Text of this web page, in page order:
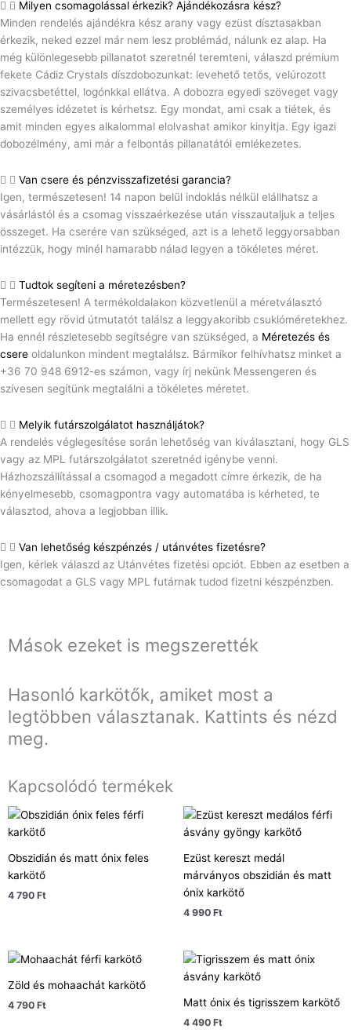
Milyen csomagolással érkezik? Ajándékozásra kész?
Minden rendelés ajándékra kész arany vagy ezüst dísztasakban
érkezik, neked ezzel már nem lesz problémád, nálunk ez alap. Ha
még különlegesebb pillanatot szeretnél teremteni, válaszd prémium
fekete Cádiz Crystals díszdobozunkat: levehető tetős, velúrozott
szivacsbetéttel, logónkkal ellátva. A dobozra egyedi szöveget vagy
személyes idézetet is kérhetsz. Egy mondat, ami csak a tiétek, és
amit minden egyes alkalommal elolvashat amikor kinyitja. Egy igazi
dobozélmény, ami már a felbontás pillanatától emlékezetes.
Van csere és pénzvisszafizetési garancia?
Igen, természetesen! 14 napon belül indoklás nélkül elállhatsz a
vásárlástól és a csomag visszaérkezése után visszautaljuk a teljes
összeget. Ha cserére van szükséged, azt is a lehető leggyorsabban
intézzük, hogy minél hamarabb nálad legyen a tökéletes méret.
Tudtok segíteni a méretezésben?
Természetesen! A termékoldalakon közvetlenül a méretválasztó
mellett egy rövid útmutatót találsz a leggyakoribb csuklóméretekhez.
Ha ennél részletesebb segítségre van szükséged, a Méretezés és
csere oldalunkon mindent megtalálsz. Bármikor felhívhatsz minket a
+36 70 948 6912-es számon, vagy írj nekünk Messengeren és
szívesen segítünk megtalálni a tökéletes méretet.
Melyik futárszolgálatot használjátok?
A rendelés véglegesítése során lehetőség van kiválasztani, hogy GLS
vagy az MPL futárszolgálatot szeretnéd igénybe venni.
Házhozszállítással a csomagod a megadott címre érkezik, de ha
kényelmesebb, csomagpontra vagy automatába is kérheted, te
választod, ahova a legjobban illik.
Van lehetőség készpénzés / utánvétes fizetésre?
Igen, kérlek válaszd az Utánvétes fizetési opciót. Ebben az esetben a
csomagodat a GLS vagy MPL futárnak tudod fizetni készpénzben.
Mások ezeket is megszerették
Hasonló karkötők, amiket most a
legtöbben választanak. Kattints és nézd
meg.
Kapcsolódó termékek
Obszidián és matt ónix feles
karkötő
4 790 Ft
Ezüst kereszt medál
márványos obszidián és matt
ónix karkötő
4 990 Ft
Zöld és mohaachát karkötő
4 790 Ft Matt ónix és tigrisszem karkötő
4 490 Ft